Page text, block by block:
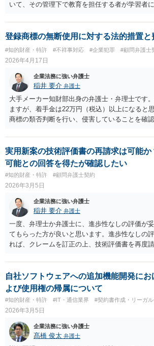
ない、又は単に権利行使されていないなど、様
いて、その管理下で教育を担任する者が学習者
級活動・クラブ活動・学校行事等）、部活動、
当しない例として自主的なボランティア活動・
等を列挙しています。 本件をこれに当てはめま
校司書は、学校図書館法第６条第１項上「専ら
事する職員」と位置づけられ、運用指針にいう
に該当しません。 ②活動内容も、特別活動・学
書館独自の読書推進活動であり、該当例のいず
したがって、本件展示は「授業の過程」要件を
る適法化はできないと考えられます。 ただし、
が、ご相談のケースのような事案が裁判沙汰に
ほぼないため、今後も裁判例が積み重なる可能
ちらの解釈が正しいのかについて司法の判断が
のと思われます。
登録商標の無断使用に対する法的措置と
#知的財産・特許 #不祥事対応 #企業犯罪 #顧問弁護士
2026年4月17日
企業法務に強い弁護士
稲井 要介 弁護士
大手メーカー知財部出身の弁護士・弁理士です
ますが、着手金は22万円（税込）以上になると
商標の類否判断を行い、侵害していることを確
は、ライセンス許諾をすることも考えられます。
実用新案の技術評価書の再請求は可能か
可能との回答を得たが確認したい
#知的財産・特許 #顧問弁護士契約
2026年3月5日
企業法務に強い弁護士
稲井 要介 弁護士
一度、弁理士か弁護士に、進歩性なしの評価が
てもらった方が良いと思います。進歩性なしの
れば、クレームを訂正の上、技術評価書を再度
月を経過」すると、クレーム訂正ができなくな
（実案法１４条の２第１項）。なお、条文上、
あることからも、法は、２回目以降の実用新案
います。
自社ソフトウェアへの追加機能開発に
よび使用権の帰属について
#知的財産・特許 #IT・通信業界 #契約書作成・リーガ
2026年3月5日
企業法務に強い弁護士
髙橋 俊太 弁護士